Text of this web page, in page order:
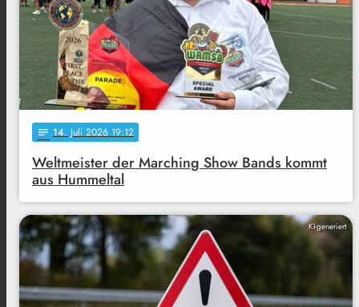
notes 14. Juli 2026 19:12
Weltmeister der Marching Show Bands kommt
aus Hummeltal
KI-generiert